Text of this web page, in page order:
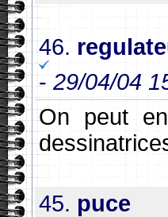
46.
- 29/04/04
On peut
45. puce